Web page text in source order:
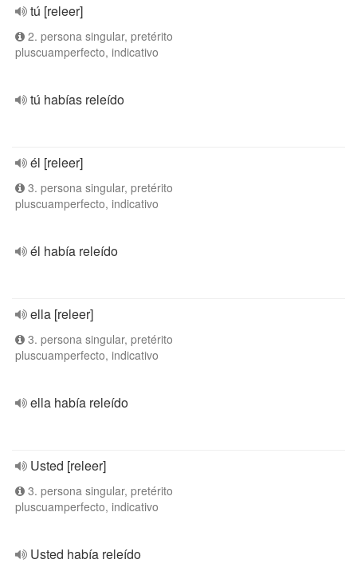
tú [releer]
2. persona singular, pretérito
pluscuamperfecto, indicativo
tú habías releído
él [releer]
3. persona singular, pretérito
pluscuamperfecto, indicativo
él había releído
ella [releer]
3. persona singular, pretérito
pluscuamperfecto, indicativo
ella había releído
Usted [releer]
3. persona singular, pretérito
pluscuamperfecto, indicativo
Usted había releído